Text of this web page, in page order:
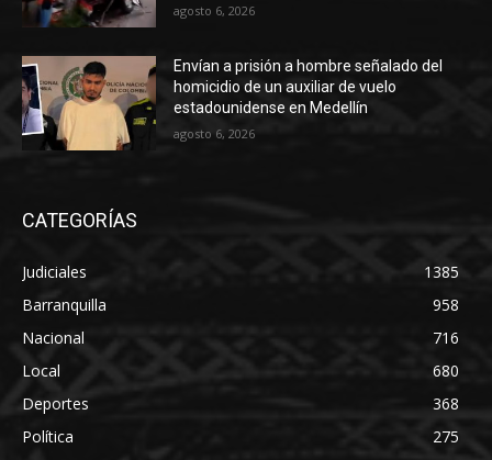
agosto 6, 2026
Envían a prisión a hombre señalado del
homicidio de un auxiliar de vuelo
estadounidense en Medellín
agosto 6, 2026
CATEGORÍAS
Judiciales
1385
Barranquilla
958
Nacional
716
Local
680
Deportes
368
Política
275